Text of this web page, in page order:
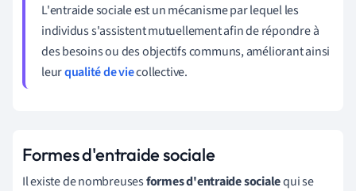
L'entraide sociale est un mécanisme par lequel les
individus s'assistent mutuellement afin de répondre à
des besoins ou des objectifs communs, améliorant ainsi
leurqualité de viecollective.
Formes d'entraide sociale
Il existe de nombreusesformes d'entraide socialequi se